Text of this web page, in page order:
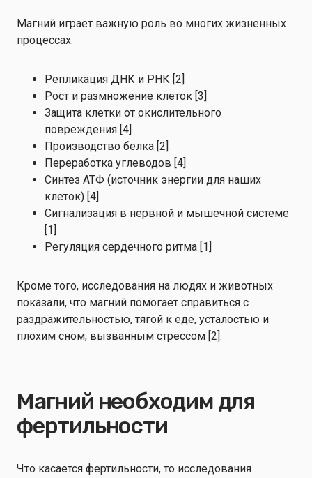
Магний играет важную роль во многих жизненных
процессах:
Репликация ДНК и РНК [2]
Рост и размножение клеток [3]
Защита клетки от окислительного
повреждения [4]
Производство белка [2]
Переработка углеводов [4]
Синтез АТФ (источник энергии для наших
клеток) [4]
Сигнализация в нервной и мышечной системе
[1]
Регуляция сердечного ритма [1]
Кроме того, исследования на людях и животных
показали, что магний помогает справиться с
раздражительностью, тягой к еде, усталостью и
плохим сном, вызванным стрессом [2].
Магний необходим для
фертильности
Что касается фертильности, то исследования